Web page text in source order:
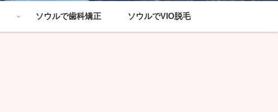
ソウルで歯科矯正 ソウルでVIO脱毛